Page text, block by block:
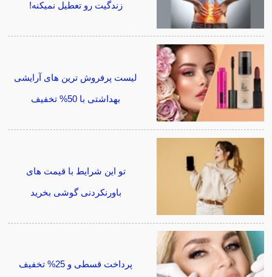
زندگیت رو تعطیل نمیکنه!
لیست پرفروش ترین های آرایشی
بهداشتی با 50% تخفیف
تو این شرایط با قیمت های
باورنکردنی گوشی بخرید
پرداخت قسطی و 25% تخفیف